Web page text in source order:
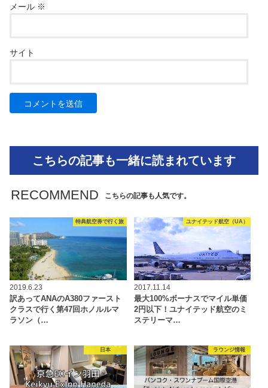
メール ※
サイト
こちらの記事も一緒に読まれています
RECOMMEND こちらの記事も人気です。
特典航空券で行く旅
2019.6.23
訳あってANAのA380ファースト
クラスで行く第47回ホノルルマ
ラソン（…
ユナイテッド航空（UA）
2017.11.14
最大100%ボーナスでマイル単価
2円以下！ユナイテッド航空のミ
ステリーマ…
日本 ラウンジ情報